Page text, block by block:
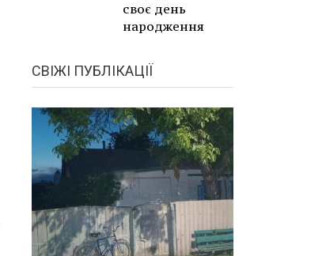
своє день
народження
СВІЖІ ПУБЛІКАЦІЇ